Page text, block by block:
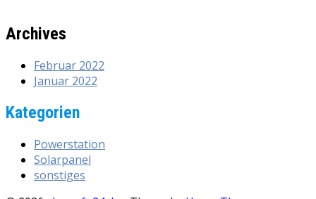
Archives
Februar 2022
Januar 2022
Kategorien
Powerstation
Solarpanel
sonstiges